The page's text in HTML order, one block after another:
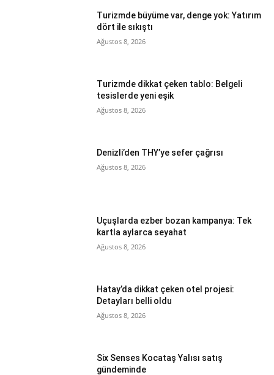
Turizmde büyüme var, denge yok: Yatırım
dört ile sıkıştı
Ağustos 8, 2026
Turizmde dikkat çeken tablo: Belgeli
tesislerde yeni eşik
Ağustos 8, 2026
Denizli’den THY’ye sefer çağrısı
Ağustos 8, 2026
Uçuşlarda ezber bozan kampanya: Tek
kartla aylarca seyahat
Ağustos 8, 2026
Hatay’da dikkat çeken otel projesi:
Detayları belli oldu
Ağustos 8, 2026
Six Senses Kocataş Yalısı satış
gündeminde